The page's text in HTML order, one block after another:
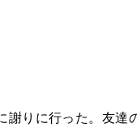
りに行った。友達